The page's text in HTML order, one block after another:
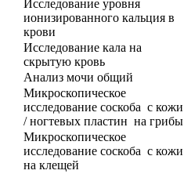
Исследование уровня
ионизированного кальция в
крови
Исследование кала на
скрытую кровь
Анализ мочи общий
Микроскопическое
исследование соскоба с кожи
/ ногтевых пластин на грибы
Микроскопическое
исследование соскоба с кожи
на клещей